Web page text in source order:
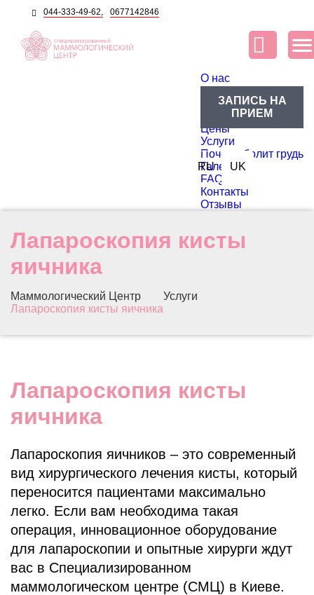
044-333-49-62, 0677142846
O нас
Блог
Доктора
Цены
Услуги
Почему болит грудь
Галерея
FAQ
Контакты
Отзывы
RU UK
ЗАПИСЬ НА
ПРИЕМ
Лапароскопия кисты
яичника
Маммологический Центр
Услуги
Лапароскопия кисты яичника
​Лапароскопия кисты
яичника
Лапароскопия яичников – это современный
вид хирургического лечения кисты, который
переносится пациентами максимально
легко. Если вам необходима такая
операция, инновационное оборудование
для лапароскопии и опытные хирурги ждут
вас в Специализированном
маммологическом центре (СМЦ) в Киеве.